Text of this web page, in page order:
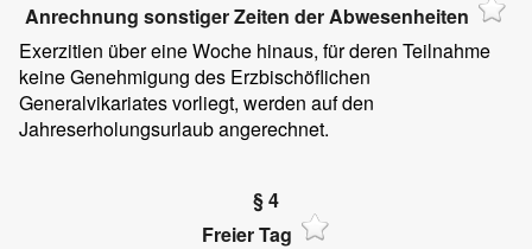
Anrechnung sonstiger Zeiten der Abwesenheiten
Exerzitien über eine Woche hinaus, für deren Teilnahme
keine Genehmigung des Erzbischöflichen
Generalvikariates vorliegt, werden auf den
Jahreserholungsurlaub angerechnet.
§ 4
Freier Tag